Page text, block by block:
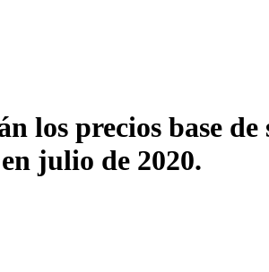
los precios base
julio de 2020.